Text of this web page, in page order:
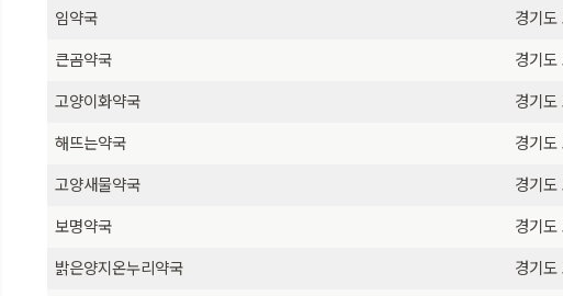
임약국 경기
큰곰약국 경기
고양이화약국 경기
해뜨는약국 경기
고양새물약국 경기
보명약국 경기
밝은양지온누리약국 경기